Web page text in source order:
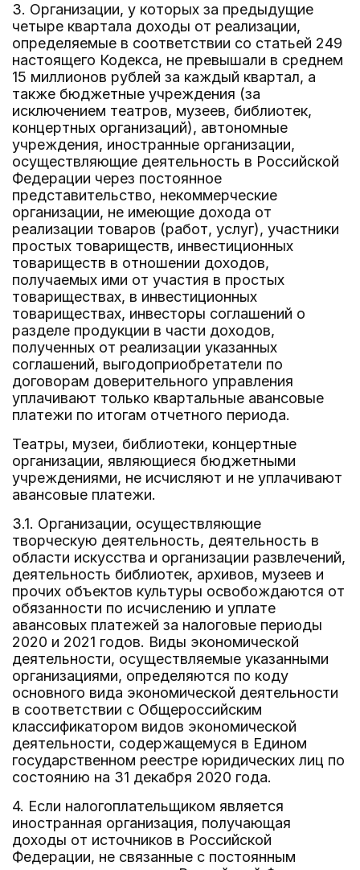
3. Организации, у которых за предыдущие
четыре квартала доходы от реализации,
определяемые в соответствии со статьей 249
настоящего Кодекса, не превышали в среднем
15 миллионов рублей за каждый квартал, а
также бюджетные учреждения (за
исключением театров, музеев, библиотек,
концертных организаций), автономные
учреждения, иностранные организации,
осуществляющие деятельность в Российской
Федерации через постоянное
представительство, некоммерческие
организации, не имеющие дохода от
реализации товаров (работ, услуг), участники
простых товариществ, инвестиционных
товариществ в отношении доходов,
получаемых ими от участия в простых
товариществах, в инвестиционных
товариществах, инвесторы соглашений о
разделе продукции в части доходов,
полученных от реализации указанных
соглашений, выгодоприобретатели по
договорам доверительного управления
уплачивают только квартальные авансовые
платежи по итогам отчетного периода.
Театры, музеи, библиотеки, концертные
организации, являющиеся бюджетными
учреждениями, не исчисляют и не уплачивают
авансовые платежи.
3.1. Организации, осуществляющие
творческую деятельность, деятельность в
области искусства и организации развлечений,
деятельность библиотек, архивов, музеев и
прочих объектов культуры освобождаются от
обязанности по исчислению и уплате
авансовых платежей за налоговые периоды
2020 и 2021 годов. Виды экономической
деятельности, осуществляемые указанными
организациями, определяются по коду
основного вида экономической деятельности
в соответствии с Общероссийским
классификатором видов экономической
деятельности, содержащемуся в Едином
государственном реестре юридических лиц по
состоянию на 31 декабря 2020 года.
4. Если налогоплательщиком является
иностранная организация, получающая
доходы от источников в Российской
Федерации, не связанные с постоянным